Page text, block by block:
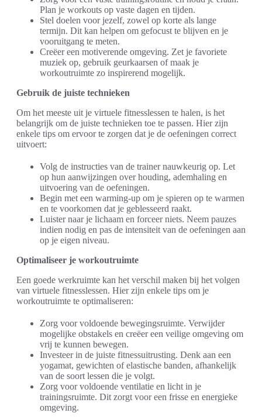
Plan je workouts op vaste dagen en tijden.
Stel doelen voor jezelf, zowel op korte als lange
termijn. Dit kan helpen om gefocust te blijven en je
vooruitgang te meten.
Creëer een motiverende omgeving. Zet je favoriete
muziek op, gebruik geurkaarsen of maak je
workoutruimte zo inspirerend mogelijk.
Gebruik de juiste technieken
Om het meeste uit je virtuele fitnesslessen te halen, is het
belangrijk om de juiste technieken toe te passen. Hier zijn
enkele tips om ervoor te zorgen dat je de oefeningen correct
uitvoert:
Volg de instructies van de trainer nauwkeurig op. Let
op hun aanwijzingen over houding, ademhaling en
uitvoering van de oefeningen.
Begin met een warming-up om je spieren op te warmen
en te voorkomen dat je geblesseerd raakt.
Luister naar je lichaam en forceer niets. Neem pauzes
indien nodig en pas de intensiteit van de oefeningen aan
op je eigen niveau.
Optimaliseer je workoutruimte
Een goede werkruimte kan het verschil maken bij het volgen
van virtuele fitnesslessen. Hier zijn enkele tips om je
workoutruimte te optimaliseren:
Zorg voor voldoende bewegingsruimte. Verwijder
mogelijke obstakels en creëer een veilige omgeving om
vrij te kunnen bewegen.
Investeer in de juiste fitnessuitrusting. Denk aan een
yogamat, gewichten of elastische banden, afhankelijk
van de soort lessen die je volgt.
Zorg voor voldoende ventilatie en licht in je
trainingsruimte. Dit zorgt voor een frisse en energieke
omgeving.